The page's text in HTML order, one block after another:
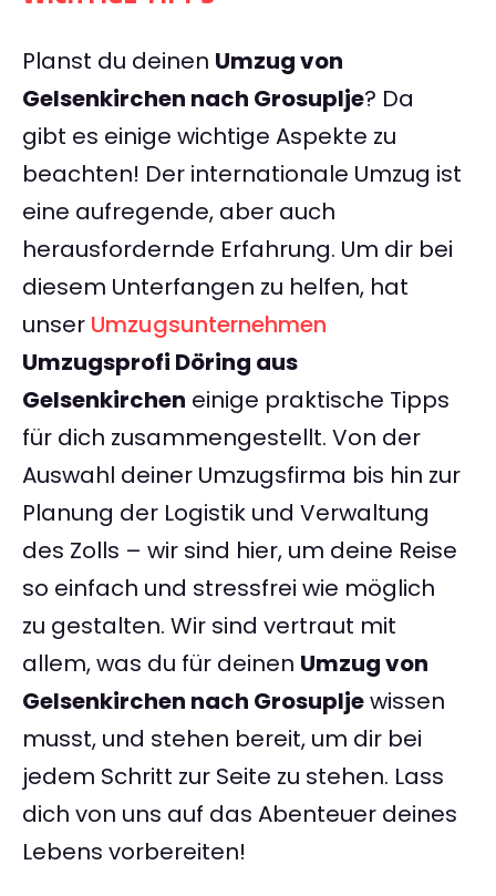
Planst du deinen Umzug von
Gelsenkirchen nach Grosuplje? Da
gibt es einige wichtige Aspekte zu
beachten! Der internationale Umzug ist
eine aufregende, aber auch
herausfordernde Erfahrung. Um dir bei
diesem Unterfangen zu helfen, hat
unser Umzugsunternehmen
Umzugsprofi Döring aus
Gelsenkirchen einige praktische Tipps
für dich zusammengestellt. Von der
Auswahl deiner Umzugsfirma bis hin zur
Planung der Logistik und Verwaltung
des Zolls – wir sind hier, um deine Reise
so einfach und stressfrei wie möglich
zu gestalten. Wir sind vertraut mit
allem, was du für deinen Umzug von
Gelsenkirchen nach Grosupljewissen
musst, und stehen bereit, um dir bei
jedem Schritt zur Seite zu stehen. Lass
dich von uns auf das Abenteuer deines
Lebens vorbereiten!